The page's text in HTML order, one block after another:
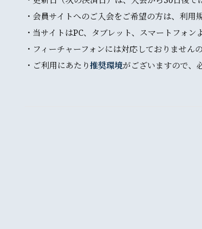
・会員サイトへのご入会をご希望の方は、利
・当サイトはPC、タブレット、スマートフォン
・フィーチャーフォンには対応しておりません
・ご利用にあたり推奨環境がございますので、